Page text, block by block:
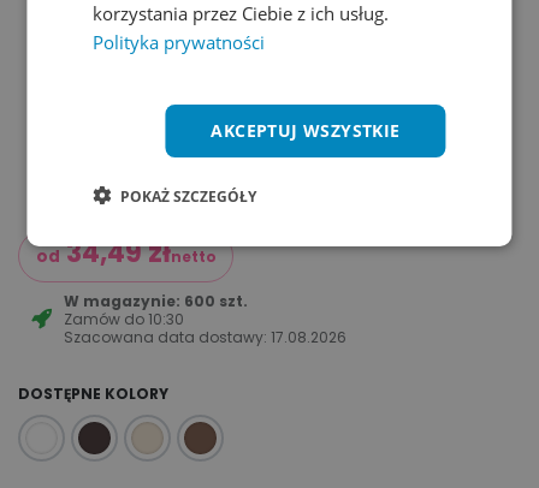
od 34,49złnetto
W magazynie: 600 szt.
Zamów do 10:30
Szacowana data dostawy:17.08.2026
DOSTĘPNE KOLORY
korzystania przez Ciebie z ich usług.
Polityka prywatności
AKCEPTUJ WSZYSTKIE
POKAŻ SZCZEGÓŁY